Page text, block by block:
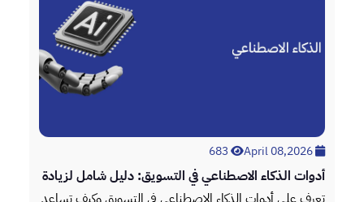
أدوات الذكاء الاصطناعي في التسويق: دليل شامل لزيادة
الأداء